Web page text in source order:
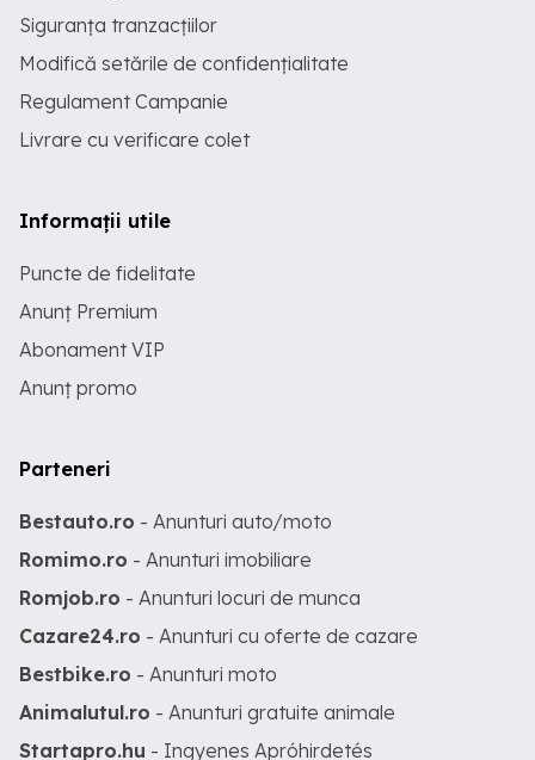
Siguranța tranzacțiilor
Modifică setările de confidențialitate
Regulament Campanie
Livrare cu verificare colet
Informații utile
Puncte de fidelitate
Anunț Premium
Abonament VIP
Anunț promo
Parteneri
Bestauto.ro - Anunturi auto/moto
Romimo.ro - Anunturi imobiliare
Romjob.ro - Anunturi locuri de munca
Cazare24.ro - Anunturi cu oferte de cazare
Bestbike.ro - Anunturi moto
Animalutul.ro - Anunturi gratuite animale
Startapro.hu - Ingyenes Apróhirdetés